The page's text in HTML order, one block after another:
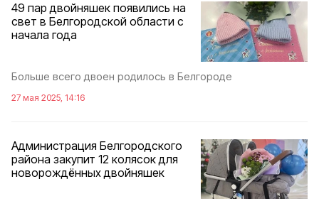
49 пар двойняшек появились на
свет в Белгородской области с
начала года
Больше всего двоен родилось в Белгороде
27 мая 2025, 14:16
Администрация Белгородского
района закупит 12 колясок для
новорождённых двойняшек